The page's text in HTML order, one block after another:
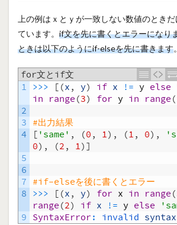
上の例はｘとｙが一致しない数値のとき
ています。 if文を先に書くとエラーになり
ときは以下のようにif-elseを先に書きます。
for文とif文
1
2
3
4
5
6
7
8
9
>>> [(x, y) if x != y else
in range(3) for y in range(
#出力結果
['same' , (0, 1) , (1, 0) ,
0) , (2, 1)]
#if-elseを後に書くとエラー
>>> [(x, y) for x in range(
range(2) if x != y else
SyntaxError: invalid syntax